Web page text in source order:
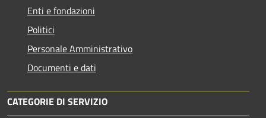
Enti e fondazioni
Politici
Personale Amministrativo
Documenti e dati
CATEGORIE DI SERVIZIO